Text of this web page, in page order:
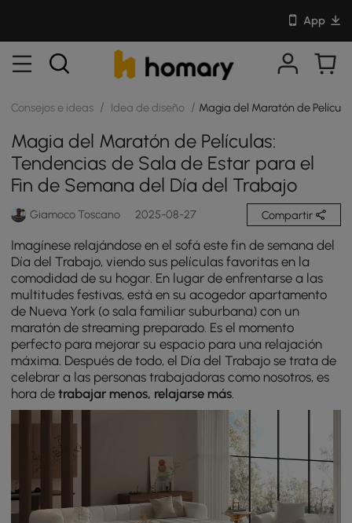
App
Consejos e ideas / Idea de diseño / Magia del Maratón de
Magia del Maratón de Películas:
Tendencias de Sala de Estar para el
Fin de Semana del Día del Trabajo
Giamoco Toscano 2025-08-27 Compartir
Imagínese relajándose en el sofá este fin de semana del
Día del Trabajo, viendo sus películas favoritas en la
comodidad de su hogar. En lugar de enfrentarse a las
multitudes festivas, está en su acogedor apartamento
de Nueva York (o sala familiar suburbana) con un
maratón de streaming preparado. Es el momento
perfecto para mejorar su espacio para una relajación
máxima. Después de todo, el Día del Trabajo se trata de
celebrar a las personas trabajadoras como nosotros, es
hora detrabajar menos, relajarse más.